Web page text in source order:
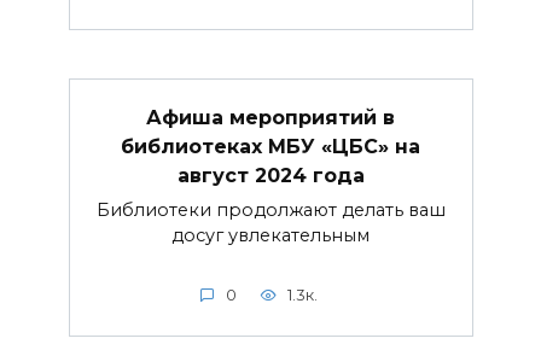
Афиша мероприятий в
библиотеках МБУ «ЦБС» на
август 2024 года
Библиотеки продолжают делать ваш
досуг увлекательным
0 1.3к.